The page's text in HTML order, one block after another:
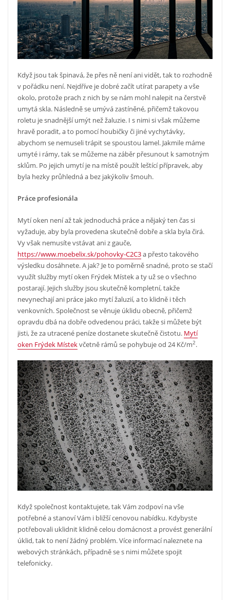
Když jsou tak špinavá, že přes ně není ani vidět, tak to rozhodně
v pořádku není. Nejdříve je dobré začít utírat parapety a vše
okolo, protože prach z nich by se nám mohl nalepit na čerstvě
umytá skla. Následně se umývá zastíněné, přičemž takovou
roletu je snadnější umýt než žaluzie. I s nimi si však můžeme
hravě poradit, a to pomocí houbičky či jiné vychytávky,
abychom se nemuseli trápit se spoustou lamel. Jakmile máme
umyté i rámy, tak se můžeme na záběr přesunout k samotným
sklům. Po jejich umytí je na místě použít leštící přípravek, aby
byla hezky průhledná a bez jakýkoliv šmouh.
Práce profesionála
Mytí oken není až tak jednoduchá práce a nějaký ten čas si
vyžaduje, aby byla provedena skutečně dobře a skla byla čirá.
Vy však nemusíte vstávat ani z gauče,
https://www.moebelix.sk/pohovky-C2C3a přesto takového
výsledku dosáhnete. A jak? Je to poměrně snadné, proto se stačí
využít služby mytí oken Frýdek Místek a ty už se o všechno
postarají. Jejich služby jsou skutečně kompletní, takže
nevynechají ani práce jako mytí žaluzií, a to klidně i těch
venkovních. Společnost se věnuje úklidu obecně, přičemž
opravdu dbá na dobře odvedenou práci, takže si můžete být
jisti, že za utracené peníze dostanete skutečně čistotu. Mytí
oken Frýdek Místekvčetně rámů se pohybuje od 24 Kč/m2.
Když společnost kontaktujete, tak Vám zodpoví na vše
potřebné a stanoví Vám i bližší cenovou nabídku. Kdybyste
potřebovali uklidnit klidně celou domácnost a provést generální
úklid, tak to není žádný problém. Více informací naleznete na
webových stránkách, případně se s nimi můžete spojit
telefonicky.